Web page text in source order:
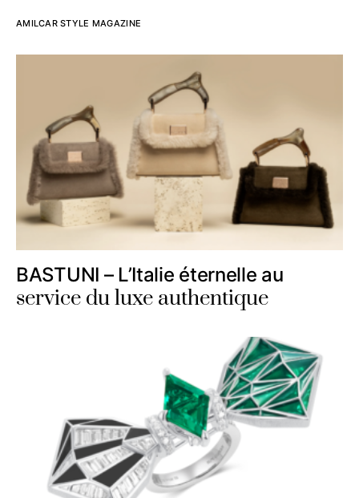
AMILCAR STYLE MAGAZINE
BASTUNI – L’Italie éternelle au
service du luxe authentique